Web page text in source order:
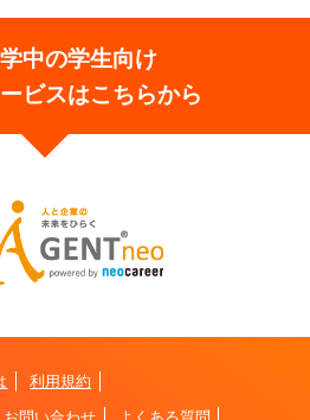
中の学生向け
ビスはこちらから
利用規約